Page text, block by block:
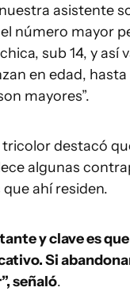
asistente
número mayor
sub 14, y así
en edad, hasta
mayores”.
destacó
algunas
ahí residen.
y clave es
Si
señaló.